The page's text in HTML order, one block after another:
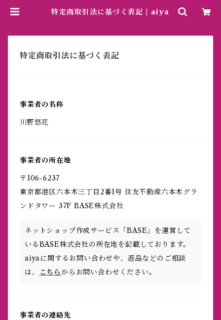
特定商取引法に基づく表記 | aiya
特定商取引法に基づく表記
事業者の名称
川野悠花
事業者の所在地
〒106-6237
東京都港区六本木三丁目2番1号 住友不動産六本木グラ
ンドタワー 37F BASE株式会社
ネットショップ作成サービス「BASE」を運営して
いるBASE株式会社の所在地を記載しております。
aiyaに関するお問い合わせや、返品などのご相談
は、
こちら からお問い合わせください。
事業者の連絡先